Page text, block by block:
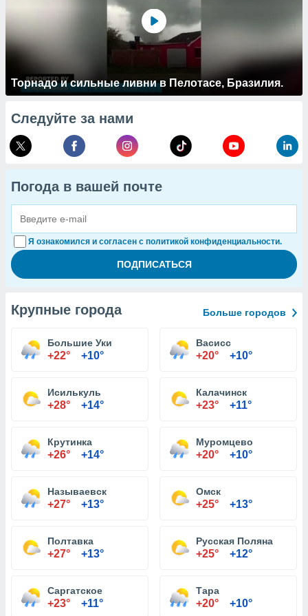
Торнадо и сильные ливни в Пелотасе, Бразилия.
Следуйте за нами
Погода в вашей почте
Я ознакомился и согласен с политикой конфиденциальности.
Крупные города Больше городов
Большие Уки
+22° +10°
Васисс
+20° +10°
Исилькуль
+28° +14°
Калачинск
+23° +11°
Крутинка
+26° +14°
Муромцево
+20° +10°
Называевск
+27° +13°
Омск
+25° +13°
Полтавка
+27° +13°
Русская Поляна
+25° +12°
Саргатское
+23° +11°
Тара
+20° +10°